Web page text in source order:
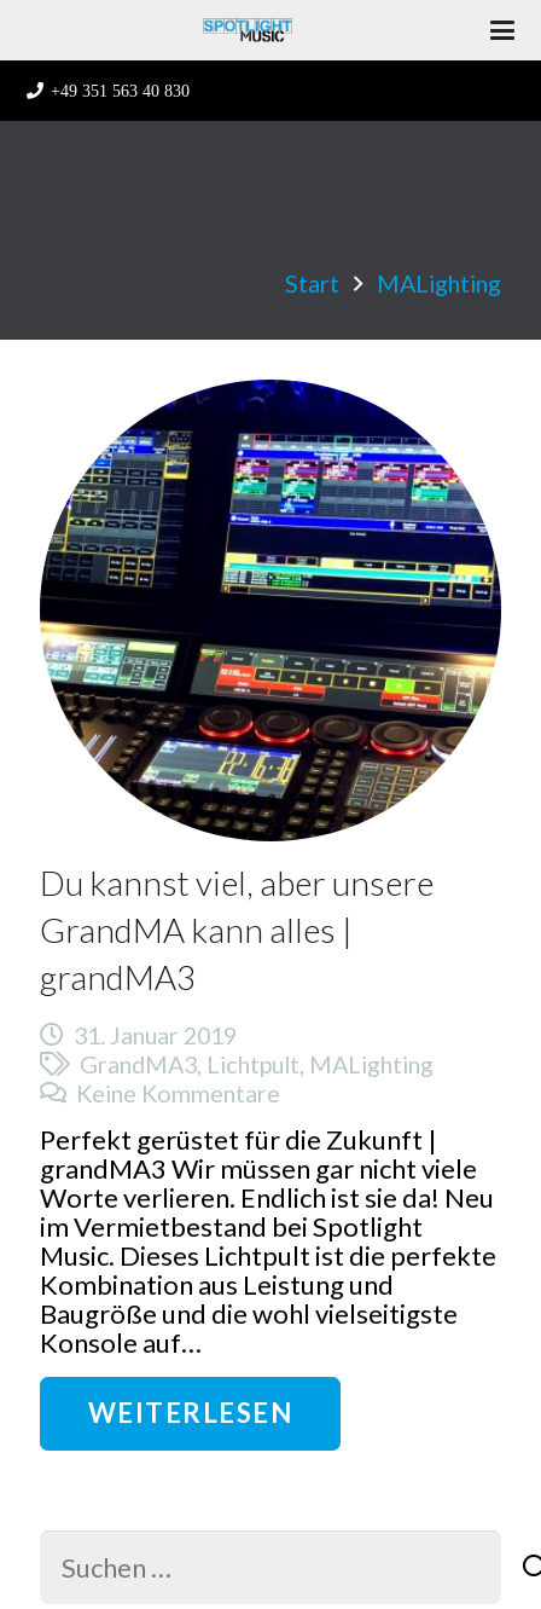
+49 351 563 40 830
Start MALighting
Du kannst viel, aber unsere
GrandMA kann alles |
grandMA3
31. Januar 2019
GrandMA3, Lichtpult MALighting
Keine Kommentare
Perfekt gerüstet für die Zukunft |
grandMA3 Wir müssen gar nicht viele
Worte verlieren. Endlich ist sie da! Neu
im Vermietbestand bei Spotlight
Music. Dieses Lichtpult ist die perfekte
Kombination aus Leistung und
Baugröße und die wohl vielseitigste
Konsole auf…
WEITERLESEN
Suchen
nach: